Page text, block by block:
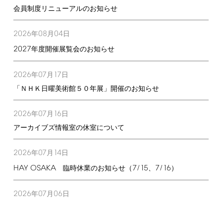
会員制度リニューアルのお知らせ
2026年08月 04日
2027年度開催展覧会のお知らせ
2026年07月 17日
「ＮＨＫ日曜美術館５０年展」開催のお知らせ
2026年07月 16日
アーカイブズ情報室の休室について
2026年07月 14日
HAY OSAKA臨時休業のお知らせ（7/15、 7/16）
2026年07月 06日